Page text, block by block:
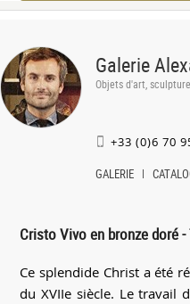
Galerie
Objets d'art,
+33 (0)6 70
GALERIE
Cristo Vivo en bronze doré
Ce splendide Christ a été
du XVIIe siècle. Le travail